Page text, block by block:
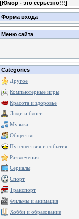
[Юмор - это серьезно!!!]
Форма входа
Меню сайта
Categories
Другое
Компьютерные игры
Красота и здоровье
Люди и блоги
Музыка
Общество
Путешествия и события
Развлечения
Сериалы
Спорт
Транспорт
Фильмы и анимация
Хобби и образование